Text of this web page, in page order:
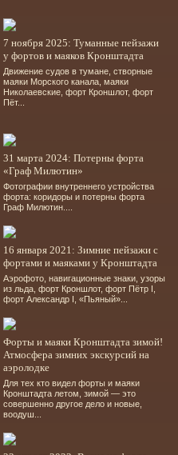
7 ноября 2025: Туманные пейзажи
у фортов и маяков Кронштадта
Движение судов в тумане, створные
маяки Морского канала, маяки
Николаевские, форт Кроншлот, форт
Пёт...
31 марта 2024: Потерны форта
«Граф Милютин»
Фотографии внутреннего устройства
форта: коридоры и потерны форта
Граф Милютин....
16 января 2021: Зимние пейзажи с
фортами и маяками у Кронштадта
Аэрофото, навигационные знаки, узоры
из льда, форт Кроншлот, форт Пётр І,
форт Александр І, «Пьяный»...
Форты и маяки Кронштадта зимой!
Атмосфера зимних экскурсий на
аэролодке
Для тех кто видел форты и маяки
Кронштадта летом, зимой — это
совершенно другое дело и новые,
воодуш...